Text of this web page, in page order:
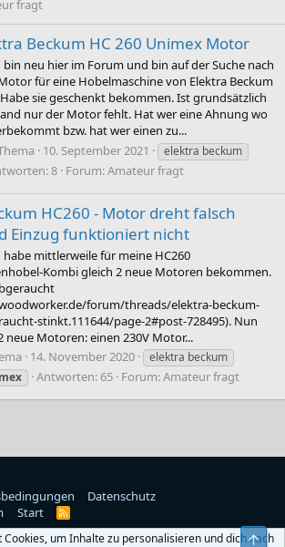
fragt
Beckum HC 260 Unimex Motor
bin neu hier im Forum und bin auf der Suche nach
für eine Hobelmaschine von Elektra Beckum
sie geschenkt bekommen. Ist grundsätzlich
nur der Motor fehlt. Hat wer eine Ahnung wo
bzw. hat wer einen zu...
10. September 2021
elektra beckum
8 Forum:Amateur fragt
HC260 - Motor dreht falsch
Einzug funktioniert nicht
habe mittlerweile für meine HC260
Kombi gleich 2 neue Motoren bekommen.
forum/threads/elektra-beckum-
stinkt.111644/page-2#post-728495). Nun
neue Motoren: einen 230V Motor...
14. November 2020
elektra beckum
Antworten: 65 Forum:Amateur fragt
Datenschutz
Start
R
S
Cookies, um Inhalte zu personalisieren und dich nach